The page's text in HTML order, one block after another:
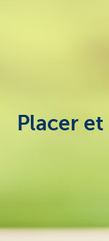
Placer